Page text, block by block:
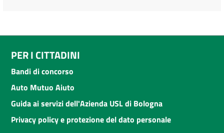
PER I CITTADINI
Bandi di concorso
Auto Mutuo Aiuto
Guida ai servizi dell'Azienda USL di Bologna
Privacy policy e protezione del dato personale